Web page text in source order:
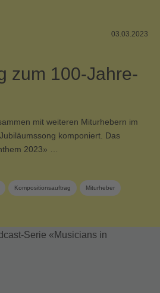
03.03.2023
zum 100-Jahre-
mit weiteren Miturhebern im
komponiert. Das
2023» …
Kompositionsauftrag Miturheber